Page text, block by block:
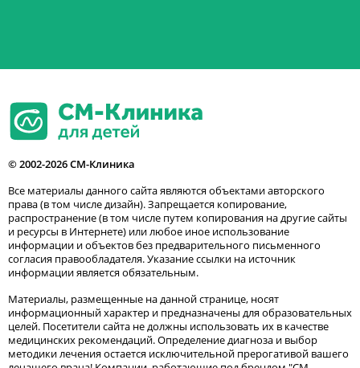
© 2002-2026 СМ-Клиника
Все материалы данного сайта являются объектами авторского
права (в том числе дизайн). Запрещается копирование,
распространение (в том числе путем копирования на другие сайты
и ресурсы в Интернете) или любое иное использование
информации и объектов без предварительного письменного
согласия правообладателя. Указание ссылки на источник
информации является обязательным.
Материалы, размещенные на данной странице, носят
информационный характер и предназначены для образовательных
целей. Посетители сайта не должны использовать их в качестве
медицинских рекомендаций. Определение диагноза и выбор
методики лечения остается исключительной прерогативой вашего